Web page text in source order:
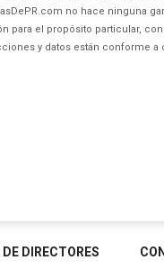
no hace ninguna
el propósito particular,
y datos están conforme a
DE DIRECTORES